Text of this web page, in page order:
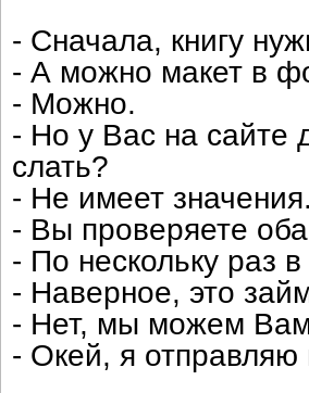
- Сначала, книгу
- А можно макет в
- Можно.
- Но у Вас на сайте
слать?
- Не имеет
- Вы проверяете
- По нескольку раз
- Наверное, это
- Нет, мы можем Вам
- Окей, я отправляю